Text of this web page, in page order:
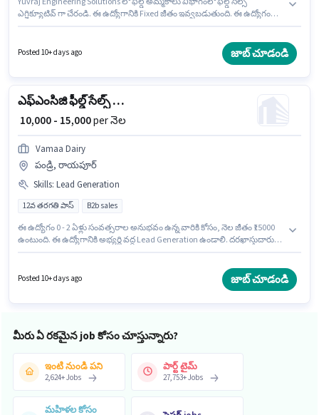
ఎగ్జిక్యూటివ్ గా చేరండి. ఈ ఉద్యోగానికి Fixed జీతం ఇవ్వబడుతుంది. ఈ ఉద్యోగం
ఉండాలి. ఈ ఉద్యోగం 6 - 24 నెలలు సంవత్సరాల అనుభవం ఉన్న వారికి కోసం
అనుకూలంగా ఉంటుంది. మీరు నెలకు ₹24000 వరకు సంపాదించవచ్చు. ఈ ఉద్యోగానికి
Posted 10+ days ago జాబ్ చూడండి
ఎఫ్‌ఎంసిజి ఫీల్డ్ సేల్స్ ఎగ్జిక్యూటివ్
₹ 10,000 - 15,000per నెల
Vamaa Dairy
పండ్రి, రాయపూర్
Skills: Lead Generation
12వ తరగతి పాస్ B2b sales
ఈ ఉద్యోగం 0 - 2 ఏళ్లు సంవత్సరాల అనుభవం ఉన్న వారికి కోసం, నెల జీతం ₹15000
ఉంటుంది. ఈ ఉద్యోగానికి అభ్యర్థి వద్ద Lead Generation ఉండాలి. దరఖాస్తుదారులు
ఫీల్డ్ అమ్మకాలు విభాగంలో ఎఫ్‌ఎంసిజి ఫీల్డ్ సేల్స్ ఎగ్జిక్యూటివ్ గా చేరండి.
Posted 10+ days ago జాబ్ చూడండి
మీరు ఏ రకమైన job కోసం చూస్తున్నారు?
ఇంటి నుండి పని
2,624+Jobs
పార్ట్ టైమ్
27,753+Jobs
మహిళల కోసం